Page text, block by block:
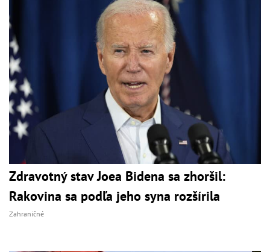
Zdravotný stav Joea Bidena sa zhoršil:
Rakovina sa podľa jeho syna rozšírila
Zahraničné